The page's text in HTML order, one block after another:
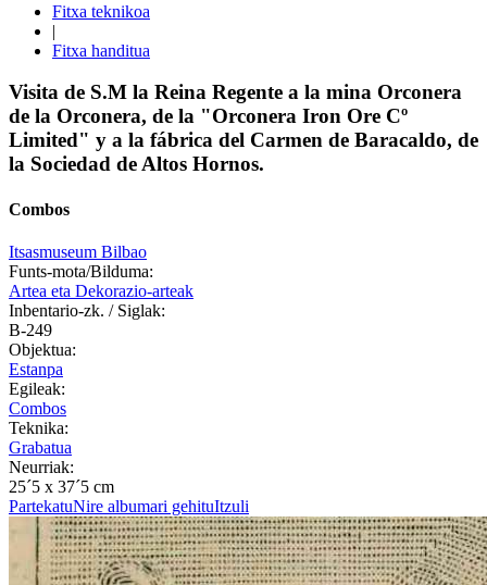
Fitxa teknikoa
|
Fitxa handitua
Visita de S.M la Reina Regente a la mina Orconera
de la Orconera, de la "Orconera Iron Ore Cº
Limited" y a la fábrica del Carmen de Baracaldo, de
la Sociedad de Altos Hornos.
Combos
Itsasmuseum Bilbao
Funts-mota/Bilduma:
Artea eta Dekorazio-arteak
Inbentario-zk. / Siglak:
B-249
Objektua:
Estanpa
Egileak:
Combos
Teknika:
Grabatua
Neurriak:
25´5 x 37´5 cm
PartekatuNire albumari gehituItzuli